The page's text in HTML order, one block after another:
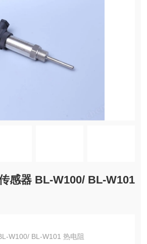
感器 BL-W100/ BL-W101
W100/ BL-W101 热电阻